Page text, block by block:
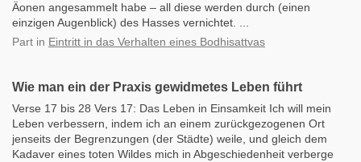
Äonen angesammelt habe – all diese werden durch (einen
einzigen Augenblick) des Hasses vernichtet. ...
Part in Eintritt in das Verhalten eines Bodhisattvas
Wie man ein der Praxis gewidmetes Leben führt
Verse 17 bis 28 Vers 17: Das Leben in Einsamkeit Ich will mein
Leben verbessern, indem ich an einem zurückgezogenen Ort
jenseits der Begrenzungen (der Städte) weile, und gleich dem
Kadaver eines toten Wildes mich in Abgeschiedenheit verberge